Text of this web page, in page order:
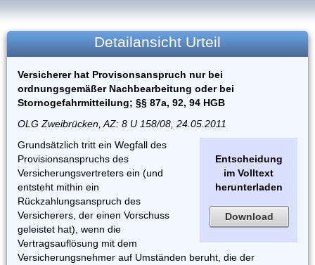
Detailansicht Urteil
Versicherer hat Provisonsanspruch nur bei
ordnungsgemäßer Nachbearbeitung oder bei
Stornogefahrmitteilung; §§ 87a, 92, 94 HGB
OLG Zweibrücken, AZ: 8 U 158/08, 24.05.2011
Entscheidung
im Volltext
herunterladen
Download
Grundsätzlich tritt ein Wegfall des
Provisionsanspruchs des
Versicherungsvertreters ein (und
entsteht mithin ein
Rückzahlungsanspruch des
Versicherers, der einen Vorschuss
geleistet hat), wenn die
Vertragsauflösung mit dem
Versicherungsnehmer auf Umständen beruht, die der